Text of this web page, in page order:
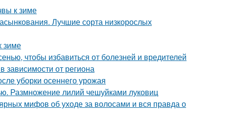
к зиме
Лучшие сорта низкорослых
зиме
чтобы избавиться от болезней и вредителей
зависимости от региона
уборки осеннего урожая
Размножение лилий чешуйками луковиц
мифов об уходе за волосами и вся правда о